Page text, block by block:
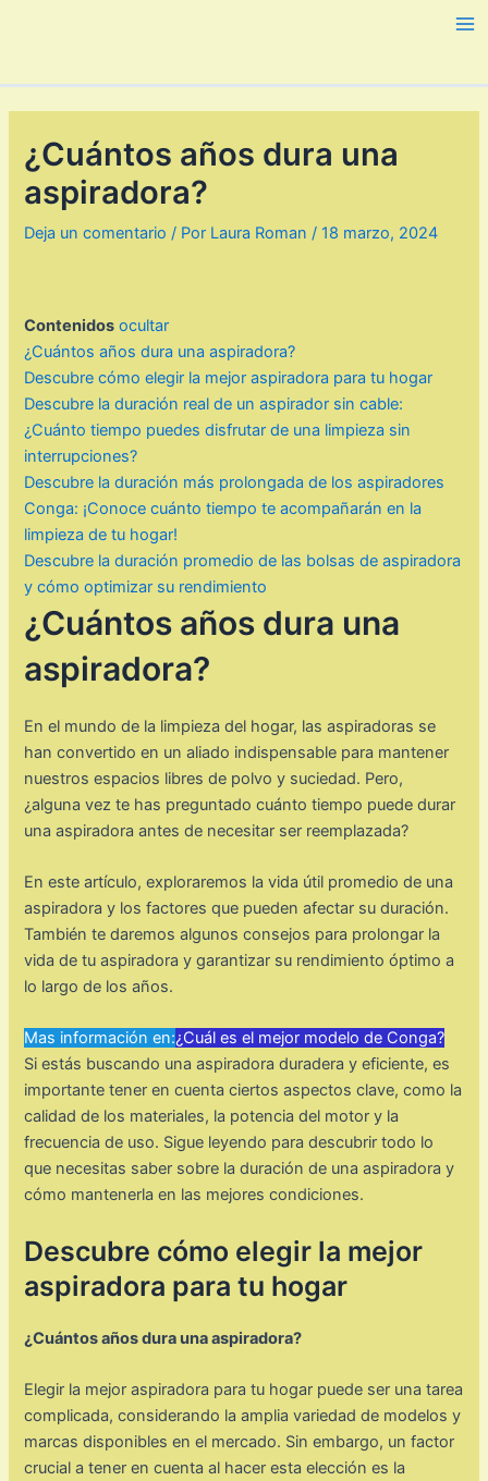
¿Cuántos años dura una
aspiradora?
Deja un comentario / Por Laura Roman/18 marzo, 2024
Contenidos ocultar
¿Cuántos años dura una aspiradora?
Descubre cómo elegir la mejor aspiradora para tu hogar
Descubre la duración real de un aspirador sin cable:
¿Cuánto tiempo puedes disfrutar de una limpieza sin
interrupciones?
Descubre la duración más prolongada de los aspiradores
Conga: ¡Conoce cuánto tiempo te acompañarán en la
limpieza de tu hogar!
Descubre la duración promedio de las bolsas de aspiradora
y cómo optimizar su rendimiento
¿Cuántos años dura una
aspiradora?
En el mundo de la limpieza del hogar, las aspiradoras se
han convertido en un aliado indispensable para mantener
nuestros espacios libres de polvo y suciedad. Pero,
¿alguna vez te has preguntado cuánto tiempo puede durar
una aspiradora antes de necesitar ser reemplazada?
En este artículo, exploraremos la vida útil promedio de una
aspiradora y los factores que pueden afectar su duración.
También te daremos algunos consejos para prolongar la
vida de tu aspiradora y garantizar su rendimiento óptimo a
lo largo de los años.
Mas información en:¿Cuál es el mejor modelo de Conga?
Si estás buscando una aspiradora duradera y eficiente, es
importante tener en cuenta ciertos aspectos clave, como la
calidad de los materiales, la potencia del motor y la
frecuencia de uso. Sigue leyendo para descubrir todo lo
que necesitas saber sobre la duración de una aspiradora y
cómo mantenerla en las mejores condiciones.
Descubre cómo elegir la mejor
aspiradora para tu hogar
¿Cuántos años dura una aspiradora?
Elegir la mejor aspiradora para tu hogar puede ser una tarea
complicada, considerando la amplia variedad de modelos y
marcas disponibles en el mercado. Sin embargo, un factor
crucial a tener en cuenta al hacer esta elección es la